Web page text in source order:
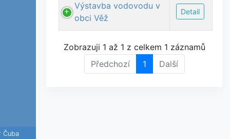
Čuba
Výstavba vodovodu v
obci Věž
Detail
Zobrazuji 1 až 1 z celkem 1 záznamů
Předchozí
1 Další